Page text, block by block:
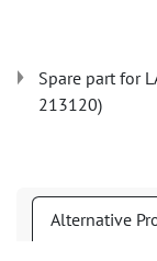
Spare part for
213120)
Alternative